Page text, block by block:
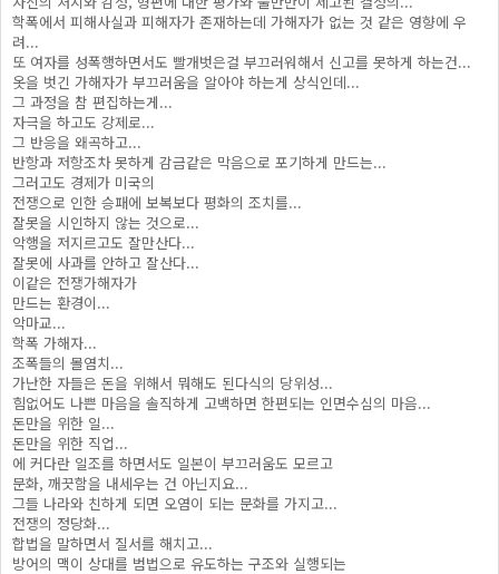
학폭에서 피해사실과 피해자가 존재하는데 가해자가 없는 것 같은 영향에 우
려...
또 여자를 성폭행하면서도 빨개벗은걸 부끄러워해서 신고를 못하게 하는건...
옷을 벗긴 가해자가 부끄러움을 알아야 하는게 상식인데...
그 과정을 참 편집하는게...
자극을 하고도 강제로...
그 반응을 왜곡하고...
반항과 저항조차 못하게 감금같은 막음으로 포기하게 만드는...
그러고도 경제가 미국의
전쟁으로 인한 승패에 보복보다 평화의 조치를...
잘못을 시인하지 않는 것으로...
악행을 저지르고도 잘만산다...
잘못에 사과를 안하고 잘산다...
이같은 전쟁가해자가
만드는 환경이...
악마교...
학폭 가해자...
조폭들의 몰염치...
가난한 자들은 돈을 위해서 뭐해도 된다식의 당위성...
힘없어도 나쁜 마음을 솔직하게 고백하면 한편되는 인면수심의 마음...
돈만을 위한 일...
돈만을 위한 직업...
에 커다란 일조를 하면서도 일본이 부끄러움도 모르고
문화, 깨끗함을 내세우는 건 아닌지요...
그들 나라와 친하게 되면 오염이 되는 문화를 가지고...
전쟁의 정당화...
합법을 말하면서 질서를 해치고...
방어의 맥이 상대를 범법으로 유도하는 구조와 실행되는